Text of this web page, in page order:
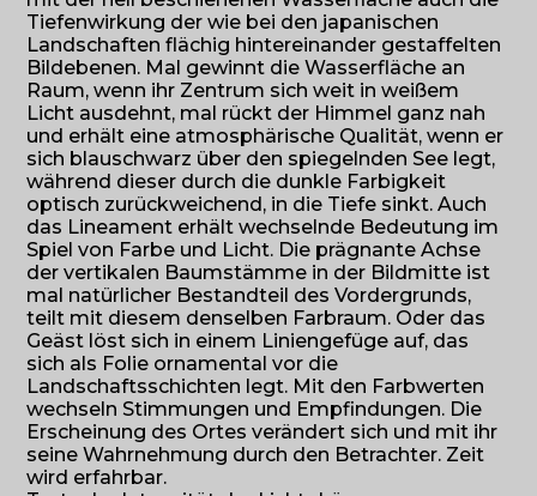
Tiefenwirkung der wie bei den japanischen
Landschaften flächig hintereinander gestaffelten
Bildebenen. Mal gewinnt die Wasserfläche an
Raum, wenn ihr Zentrum sich weit in weißem
Licht ausdehnt, mal rückt der Himmel ganz nah
und erhält eine atmosphärische Qualität, wenn er
sich blauschwarz über den spiegelnden See legt,
während dieser durch die dunkle Farbigkeit
optisch zurückweichend, in die Tiefe sinkt. Auch
das Lineament erhält wechselnde Bedeutung im
Spiel von Farbe und Licht. Die prägnante Achse
der vertikalen Baumstämme in der Bildmitte ist
mal natürlicher Bestandteil des Vordergrunds,
teilt mit diesem denselben Farbraum. Oder das
Geäst löst sich in einem Liniengefüge auf, das
sich als Folie ornamental vor die
Landschaftsschichten legt. Mit den Farbwerten
wechseln Stimmungen und Empfindungen. Die
Erscheinung des Ortes verändert sich und mit ihr
seine Wahrnehmung durch den Betrachter. Zeit
wird erfahrbar.